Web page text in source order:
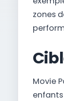
zones
Movie